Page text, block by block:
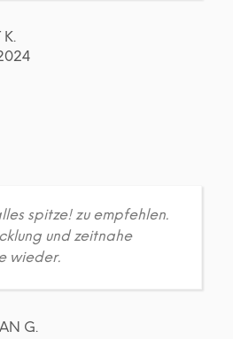
K.
spitze! zu empfehlen.
und zeitnahe
wieder.
G.